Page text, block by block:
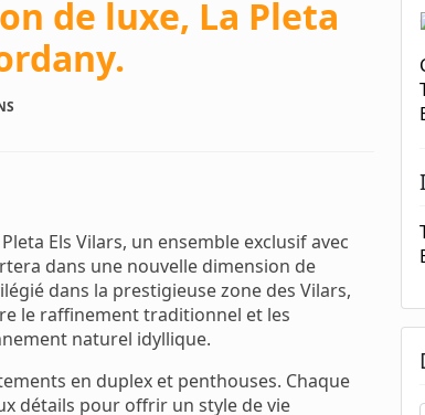
de luxe, La Pleta
Els Vilars, un ensemble exclusif avec
dans une nouvelle dimension de
dans la prestigieuse zone des Vilars,
le raffinement traditionnel et les
naturel idyllique.
en duplex et penthouses. Chaque
détails pour offrir un style de vie